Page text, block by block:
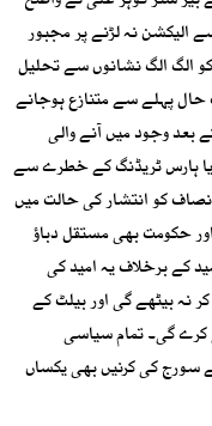
الیکشن نہ لڑنے پر مجبور
الگ الگ نشانوں سے تحلیل
پہلے سے متنازع ہوجانے
بعد وجود میں آنے والی
ہارس ٹریڈنگ کے خطرے سے
کو انتشار کی حالت میں
حکومت بھی مستقل دباؤ
کے برخلاف یہ امید کی
نہ بیٹھے گی اور بیلٹ کے
کرے گی۔ تمام سیاسی
سورج کی کرنیں بھی یکساں